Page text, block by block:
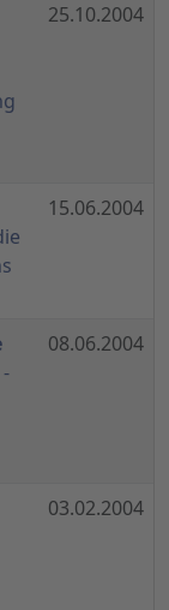
25.10.2004
15.06.2004
-
08.06.2004
03.02.2004